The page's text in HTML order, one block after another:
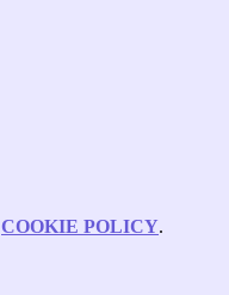
COOKIE POLICY.